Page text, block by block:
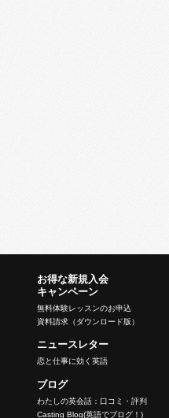
お得な新規入会
キャンペーン
無料体験レッスンのお申込
資料請求（ダウンロード版）
ニュースレター
恋と仕事に効く英語
ブログ
わたしの英会話：口コミ・評判
Casting Blog(英語でブログ！)